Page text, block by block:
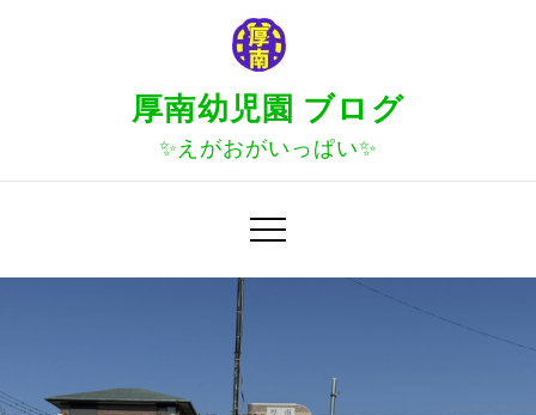
厚南幼児園 ブログ
✨えがおがいっぱい✨